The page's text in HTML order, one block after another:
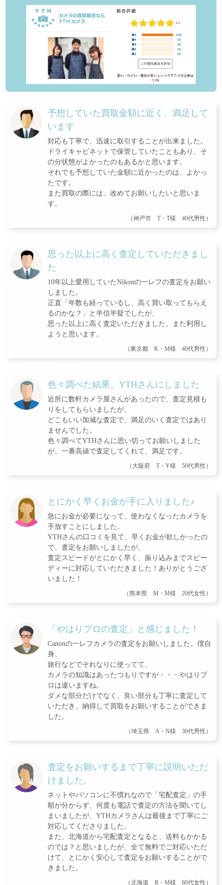
予想していた買取金額に近く、満足して
います
対応も丁寧で、迅速に取引することが出来ました。
ドライキャビネットで保管していたこともあり、そ
の分状態がよかったのもあるかと思います。
それでも予想していた金額に近かったのは、よかっ
たです。
また買取の際には、改めてお願いしたいと思いま
す。
（神戸市 T・T様 40代男性）
思った以上に高く査定していただきまし
た
10年以上愛用していたNikonの一レフの査定をお願い
しました。
正直「年数も経っているし、高く買い取ってもらえ
るのかな？」と半信半疑でしたが、
思った以上に高く査定いただきました。また利用し
ようと思います。
（東京都 K・M様 40代男性）
色々調べた結果、YTHさんにしました
近所に数軒カメラ屋さんがあったので、査定見積も
りをしてもらいましたが、
どこもいい加減な査定で、満足のいく査定ではあり
ませんでした。
色々調べてYTHさんに思い切ってお願いしました
が、一番高値で査定してくれて、満足です。
（大阪府 T・Y様 50代男性）
とにかく早くお金が手に入りました♪
急にお金が必要になって、使わなくなったカメラを
手放すことにしました。
YTHさんの口コミを見て、早くお金が欲しかったの
で、査定をお願いしましたが、
査定スピードがとにかく早く、振り込みまでスピー
ディーに対応していただきました！ありがとうござ
いました！
（熊本県 M・M様 20代女性）
「やはりプロの査定」と感じました！
Canonの一レフカメラの査定をお願いしました。僕自
身、
旅行などでそれなりに使ってて、
カメラの知識はあったつもりですが・・・やはりプ
ロは違いますね。
ダメな部分だけでなく、良い部分も丁寧に査定して
いただき、納得して買取をお願いすることができま
した。
（埼玉県 A・N様 30代男性）
査定をお願いするまで丁寧に説明いただ
けました。
ネットやパソコンに不慣れなので「宅配査定」の手
順が分からず、何度も電話で査定の方法を聞いてし
まいましたが、YTHカメラさんは最後まで丁寧にご
対応してくださりました。
また、北海道から宅配査定となると、送料もかかる
のでは？と思いましたが、全て無料でご対応いただ
けて、とにかく安心して査定をお願いすることがで
きました。
（北海道 R・M様 60代女性）